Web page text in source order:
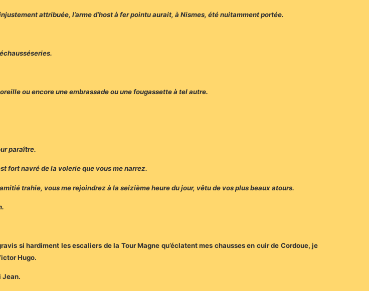
attribuée, l’arme d’host à fer pointu aurait, à Nismes, été nuitamment portée.
ou encore une embrassade ou une fougassette à tel autre.
paraître.
fort navré de la volerie que vous me narrez.
trahie, vous me rejoindrez à la seizième heure du jour, vêtu de vos plus beaux atours.
si hardiment les escaliers de la Tour Magne qu’éclatent mes chausses en cuir de Cordoue, je
Hugo.
Jean.